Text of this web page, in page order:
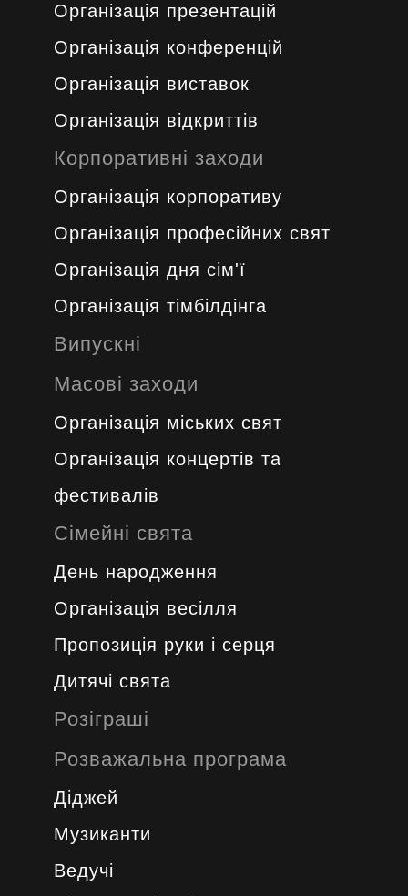
Oрганізація презентацій
Організація конференцій
Організація виставок
Організація відкриттів
Корпоративні заходи
Організація корпоративу
Організація професійних свят
Організація дня сім'ї
Організація тімбілдінга
Випускні
Масові заходи
Організація міських свят
Організація концертів та
фестивалів
Сімейні свята
День народження
Організація весілля
Пропозиція руки і серця
Дитячі свята
Розіграші
Розважальна програма
Діджей
Музиканти
Ведучі